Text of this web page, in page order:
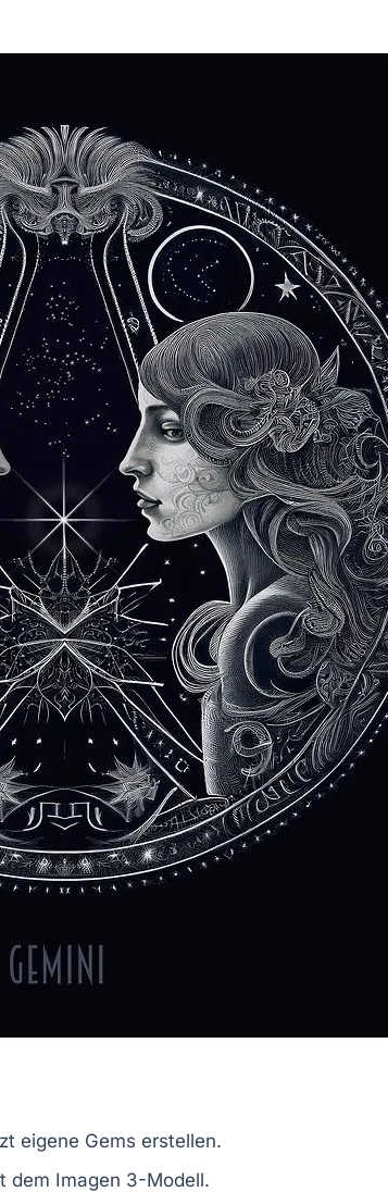
eigene Gems erstellen.
dem Imagen 3-Modell.